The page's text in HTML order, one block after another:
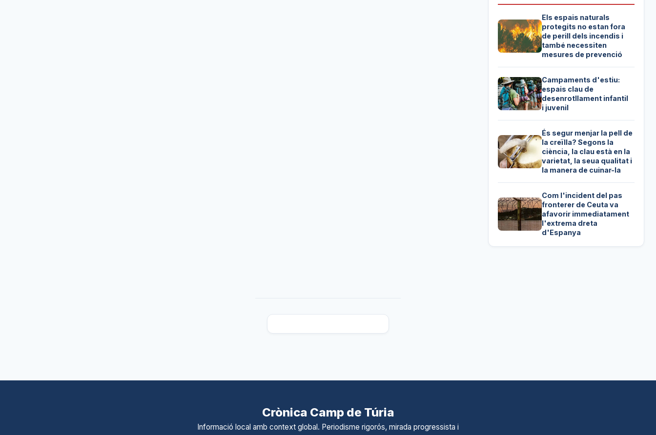
Els espais naturals
protegits no estan fora
de perill dels incendis i
també necessiten
mesures de prevenció
Campaments d'estiu:
espais clau de
desenrotllament infantil
i juvenil
És segur menjar la pell de
la creïlla? Segons la
ciència, la clau està en la
varietat, la seua qualitat i
la manera de cuinar-la
Com l'incident del pas
fronterer de Ceuta va
afavorir immediatament
l'extrema dreta
d'Espanya
Crònica Camp de Túria
Informació local amb context global. Periodisme rigorós, mirada progressista i